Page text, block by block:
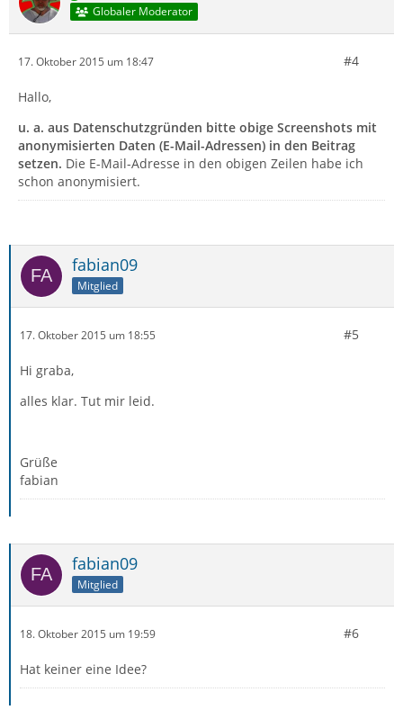
Globaler Moderator
17. Oktober 2015 um 18:47 #4
Hallo,
u. a. aus Datenschutzgründen bitte obige Screenshots mit
anonymisierten Daten (E-Mail-Adressen) in den Beitrag
setzen. Die E-Mail-Adresse in den obigen Zeilen habe ich
schon anonymisiert.
fabian09
Mitglied
17. Oktober 2015 um 18:55 #5
Hi graba,
alles klar. Tut mir leid.
Grüße
fabian
fabian09
Mitglied
18. Oktober 2015 um 19:59 #6
Hat keiner eine Idee?